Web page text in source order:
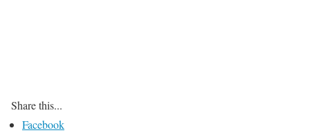
Share this...
Facebook